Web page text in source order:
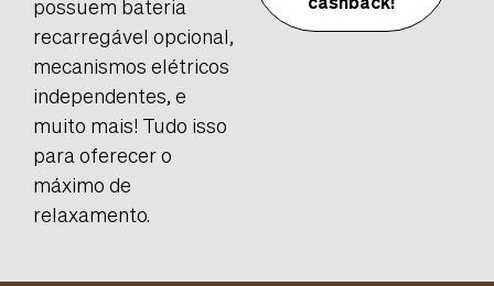
possuem bateria
recarregável opcional,
mecanismos elétricos
independentes, e
muito mais! Tudo isso
para oferecer o
máximo de
relaxamento.
cashback!